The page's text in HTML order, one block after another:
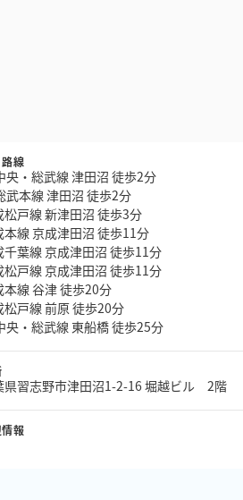
線
央・総武線 津田沼 徒歩2分
武本線 津田沼 徒歩2分
松戸線 新津田沼 徒歩3分
本線 京成津田沼 徒歩11分
千葉線 京成津田沼 徒歩11分
松戸線 京成津田沼 徒歩11分
本線 谷津 徒歩20分
松戸線 前原 徒歩20分
央・総武線 東船橋 徒歩25分
県習志野市津田沼1-2-16 堀越ビル 2階
報